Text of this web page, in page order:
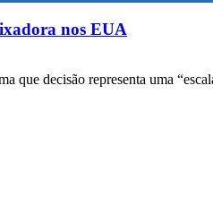
nos EUA
que decisão representa uma